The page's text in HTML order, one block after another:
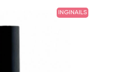
INGINAILS